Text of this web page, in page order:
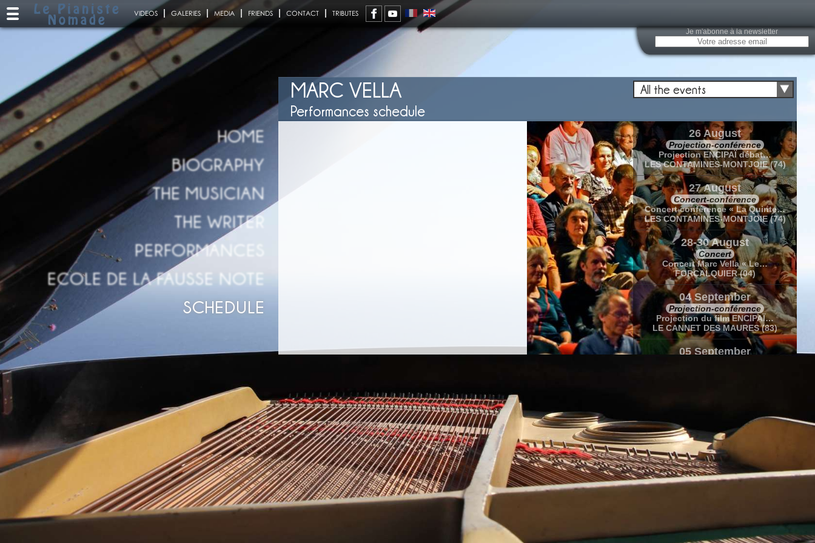
MARC VELLA
Performances schedule
All the events
26 August
Projection-conférence
Projection ENCIPAÏ débat…
LES CONTAMINES-MONTJOIE (74)
27 August
Concert-conférence
Concert conférence « La Quinte…
LES CONTAMINES-MONTJOIE (74)
28-30 August
Concert
Concert Marc Vella « Le…
FORCALQUIER (04)
04 September
Projection-conférence
Projection du film ENCIPAÏ…
LE CANNET DES MAURES (83)
05 September
Rendre belles les fausses notes de…
LE CANNET DES MAURES (83)
12 September
Concert lectures et photographies
Soif de vie « Théâtre et impros…
Caravane Amoureuse
Caravane amoureuse en Polynésie…
VIDEOS GALERIES MEDIA FRIENDS CONTACT TRIBUTES
HOME
BIOGRAPHY
THE MUSICIAN
THE WRITER
PERFORMANCES
ECOLE DE LA FAUSSE NOTE
SCHEDULE
Je m'abonne à la newsletter